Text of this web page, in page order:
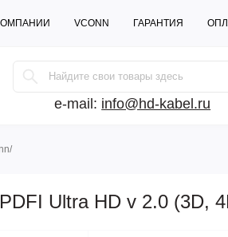
VCONN ГАРАНТИЯ
e-mail: info@hd-kabel.ru
Ultra HD v 2.0 (3D,